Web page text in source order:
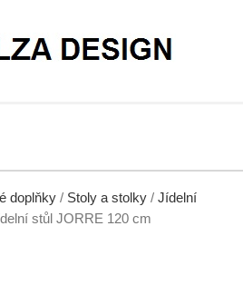
doplňky / Stoly a stolky / Jídelní
stůl JORRE 120 cm